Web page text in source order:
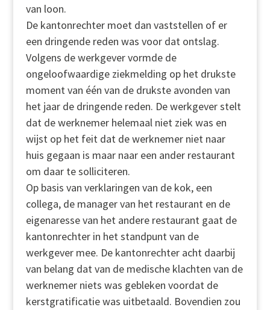
van loon.
De kantonrechter moet dan vaststellen of er
een dringende reden was voor dat ontslag.
Volgens de werkgever vormde de
ongeloofwaardige ziekmelding op het drukste
moment van één van de drukste avonden van
het jaar de dringende reden. De werkgever stelt
dat de werknemer helemaal niet ziek was en
wijst op het feit dat de werknemer niet naar
huis gegaan is maar naar een ander restaurant
om daar te solliciteren.
Op basis van verklaringen van de kok, een
collega, de manager van het restaurant en de
eigenaresse van het andere restaurant gaat de
kantonrechter in het standpunt van de
werkgever mee. De kantonrechter acht daarbij
van belang dat van de medische klachten van de
werknemer niets was gebleken voordat de
kerstgratificatie was uitbetaald. Bovendien zou